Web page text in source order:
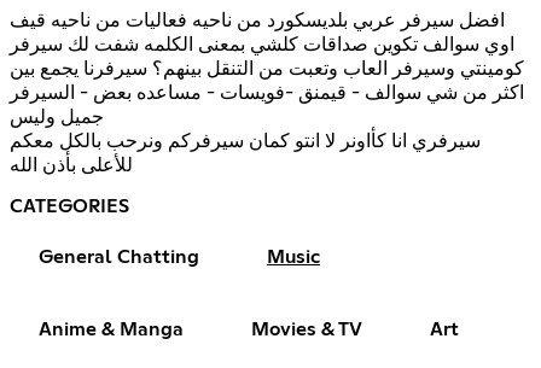
افضل سيرفر عربي بلديسكورد من ناحيه فعاليات من ناحيه قيف
اوي سوالف تكوين صداقات كلشي بمعنى الكلمه شفت لك سيرفر
كومينتي وسيرفر العاب وتعبت من التنقل بينهم؟ سيرفرنا يجمع بين
اكثر من شي سوالف - قيمنق -فويسات - مساعده بعض - السيرفر
جميل وليس
سيرفري انا كأاونر لا انتو كمان سيرفركم ونرحب بالكل معكم
للأعلى بأذن الله
CATEGORIES
General Chatting Music
Anime & Manga Movies & TV Art